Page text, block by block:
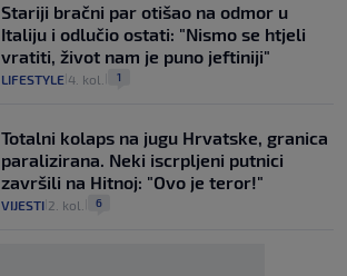
Stariji bračni par otišao na odmor u
Italiju i odlučio ostati: "Nismo se htjeli
vratiti, život nam je puno jeftiniji"
LIFESTYLE 4. kol. 1
Totalni kolaps na jugu Hrvatske, granica
paralizirana. Neki iscrpljeni putnici
završili na Hitnoj: "Ovo je teror!"
VIJESTI 2. kol. 6